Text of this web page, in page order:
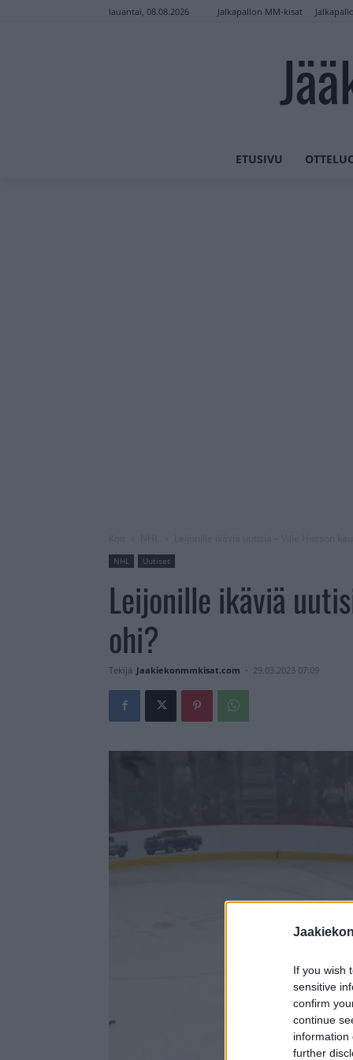
If you wish
sensitive
confirm
continue
information
further
lauantai, 08.08.2026 Jalkapallon MM-kisat
ETUSIVU
NHL Uutiset
Leijonille ikäviä
ohi?
Tekijä Jaakiekonmmkisat.com - 29.03.2023 07:09